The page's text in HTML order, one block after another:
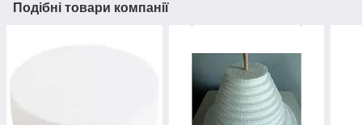
Подібні товари компанії